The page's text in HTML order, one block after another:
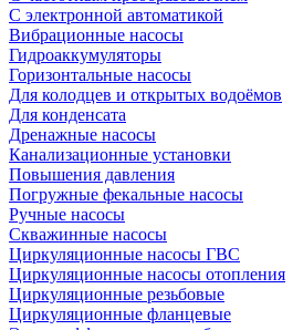
С электронной автоматикой
Вибрационные насосы
Гидроаккумуляторы
Горизонтальные насосы
Для колодцев и открытых водоёмов
Для конденсата
Дренажные насосы
Канализационные установки
Повышения давления
Погружные фекальные насосы
Ручные насосы
Скважинные насосы
Циркуляционные насосы ГВС
Циркуляционные насосы отопления
Циркуляционные резьбовые
Циркуляционные фланцевые